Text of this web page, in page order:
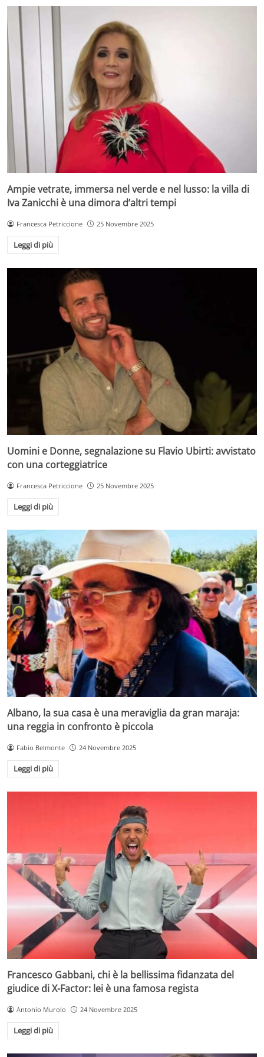
Ampie vetrate, immersa nel verde e nel lusso: la villa di
Iva Zanicchi è una dimora d’altri tempi
Francesca Petriccione 25 Novembre 2025
Leggi di più
Uomini e Donne, segnalazione su Flavio Ubirti: avvistato
con una corteggiatrice
Francesca Petriccione 25 Novembre 2025
Leggi di più
Albano, la sua casa è una meraviglia da gran maraja:
una reggia in confronto è piccola
Fabio Belmonte 24 Novembre 2025
Leggi di più
Francesco Gabbani, chi è la bellissima fidanzata del
giudice di X-Factor: lei è una famosa regista
Antonio Murolo 24 Novembre 2025
Leggi di più